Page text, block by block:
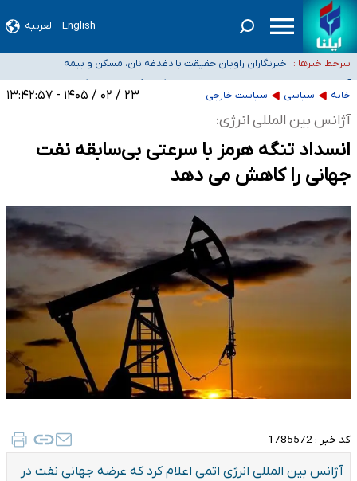
English العربیه
سرخط خبرها :
تعویق آزمون ورودی دکترای تخصصی فرماندهی صحنه عملیات و دکترای تخصصی
جغرافیای نظامی دافوس آجاخبرنگاران راویان حقیقت با دغدغه نان، مسکن و بیمه
آخرین وضعیت شیوع عفونت‌های تنفسی در کشور/ خوزستان و
کرمان بالاتر از آستانه هشدار
هیچ پرستاری بازداشت یا اخراج نشده است/ از رئیس جمهور خواستیم ورود کند
ثبت‌نام بخش عمده دانش‌آموزان مدارس ایرانی امارات در کشور/ درباره محصلان
خانه سیاسی سیاست خارجی ۲۳ / ۰۲ / ۱۴۰۵ - ۱۳:۴۲:۵۷
آژانس بین المللی انرژی:
انسداد تنگه هرمز با سرعتی بی‌سابقه نفت
جهانی را کاهش می دهد
کد خبر : 1785572
آژانس بین المللی انرژی اتمی اعلام کرد که عرضه جهانی نفت در